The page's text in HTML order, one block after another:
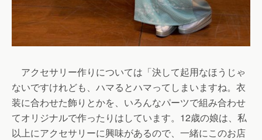
アクセサリー作りについては「決して起用なほうじゃ
ないですけれども、ハマるとハマってしまいますね。衣
装に合わせた飾りとかを、いろんなパーツで組み合わせ
てオリジナルで作ったりはしています。12歳の娘は、私
以上にアクセサリーに興味があるので、一緒にこのお店